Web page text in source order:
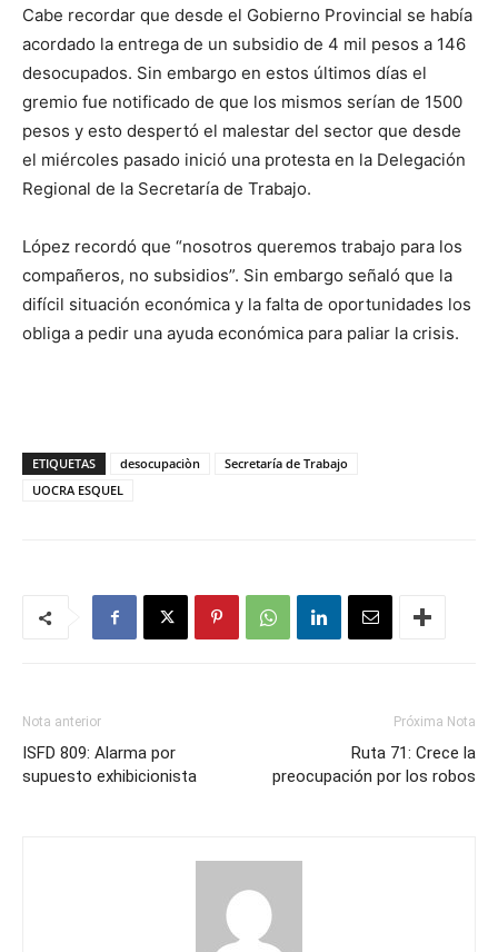
Cabe recordar que desde el Gobierno Provincial se había
acordado la entrega de un subsidio de 4 mil pesos a 146
desocupados. Sin embargo en estos últimos días el
gremio fue notificado de que los mismos serían de 1500
pesos y esto despertó el malestar del sector que desde
el miércoles pasado inició una protesta en la Delegación
Regional de la Secretaría de Trabajo.
López recordó que “nosotros queremos trabajo para los
compañeros, no subsidios”. Sin embargo señaló que la
difícil situación económica y la falta de oportunidades los
obliga a pedir una ayuda económica para paliar la crisis.
ETIQUETAS desocupaciòn
Secretaría de Trabajo
UOCRA ESQUEL
Nota anterior
ISFD 809: Alarma por
supuesto exhibicionista
Próxima Nota
Ruta 71: Crece la
preocupación por los robos